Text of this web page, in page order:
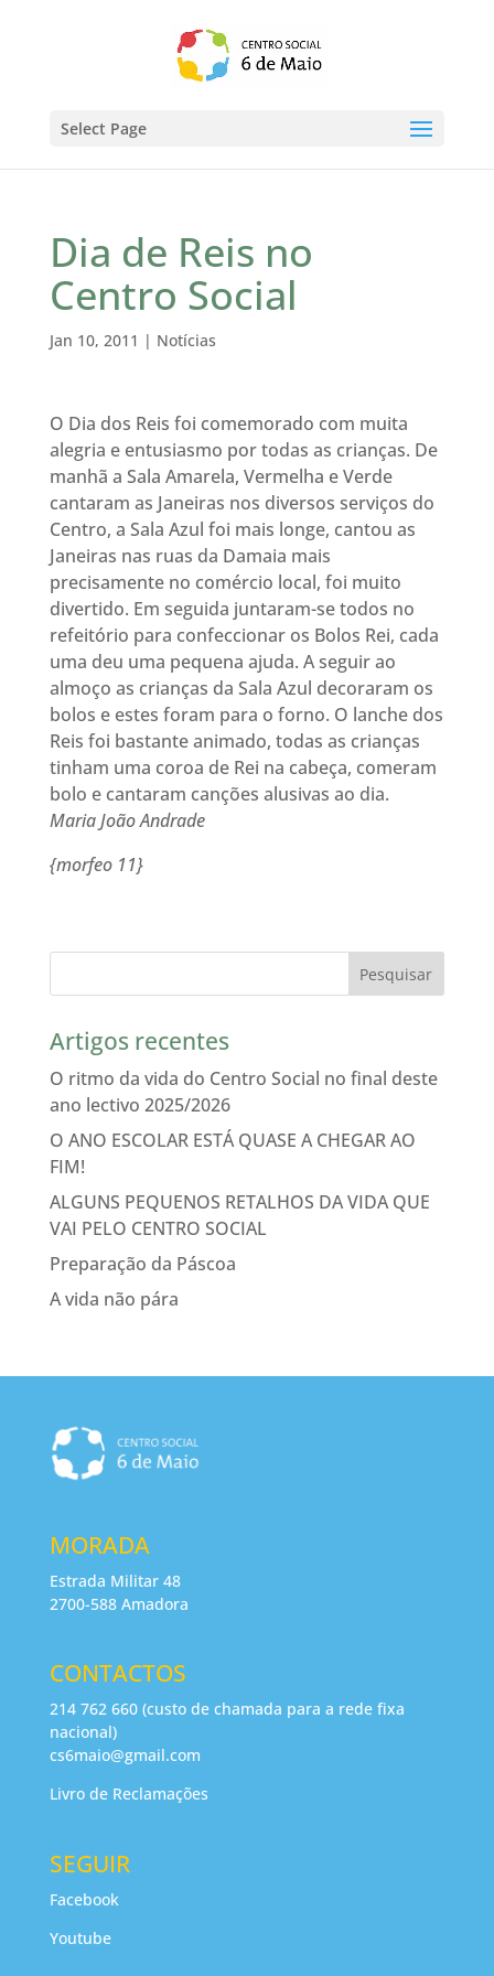
Select Page
Dia de Reis no
Centro Social
Jan 10, 2011 | Notícias
O Dia dos Reis foi comemorado com muita
alegria e entusiasmo por todas as crianças. De
manhã a Sala Amarela, Vermelha e Verde
cantaram as Janeiras nos diversos serviços do
Centro, a Sala Azul foi mais longe, cantou as
Janeiras nas ruas da Damaia mais
precisamente no comércio local, foi muito
divertido. Em seguida juntaram-se todos no
refeitório para confeccionar os Bolos Rei, cada
uma deu uma pequena ajuda. A seguir ao
almoço as crianças da Sala Azul decoraram os
bolos e estes foram para o forno. O lanche dos
Reis foi bastante animado, todas as crianças
tinham uma coroa de Rei na cabeça, comeram
bolo e cantaram canções alusivas ao dia.
Maria João Andrade
{morfeo 11}
Artigos recentes
O ritmo da vida do Centro Social no final deste
ano lectivo 2025/2026
O ANO ESCOLAR ESTÁ QUASE A CHEGAR AO
FIM!
ALGUNS PEQUENOS RETALHOS DA VIDA QUE
VAI PELO CENTRO SOCIAL
Preparação da Páscoa
A vida não pára
MORADA
Estrada Militar 48
2700-588 Amadora
CONTACTOS
214 762 660 (custo de chamada para a rede fixa
nacional)
cs6maio@gmail.com
Livro de Reclamações
SEGUIR
Facebook
Youtube